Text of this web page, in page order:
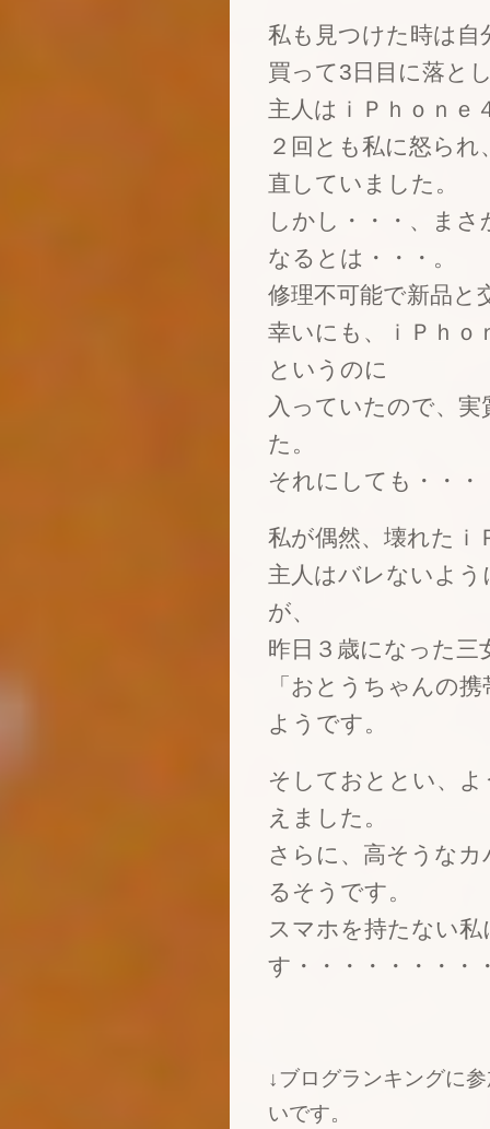
私も見つけた時は自
買って3日目に落と
主人はｉＰｈｏｎｅ
２回とも私に怒ら
直していました。
しかし・・・、ま
なるとは・・・。
修理不可能で新品と
幸いにも、ｉＰｈｏ
というのに
入っていたので、
た。
それにしても・・・
私が偶然、壊れたｉ
主人はバレないよ
が、
昨日３歳になった三
「おとうちゃんの
ようです。
そしておととい、
えました。
さらに、高そうな
るそうです。
スマホを持たない
す・・・・・・・・
↓ブログランキングに
いです。